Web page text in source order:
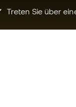
Treten Sie über